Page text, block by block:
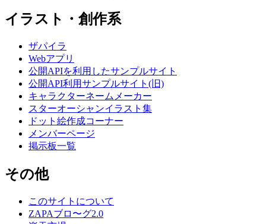
イラスト・創作系
ザパイラ
Webアプリ
公開APIを利用したサンプルサイト
公開API利用サンプルサイト(旧)
キャラクターネームメーカー
スターオーシャンイラスト集
ドット絵作成コーナー
メンバーページ
掲示板一覧
その他
このサイトについて
ZAPAブロ〜グ2.0